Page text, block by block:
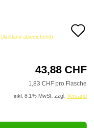
(Ausland abweichend)
43,88 CHF
1,83 CHF pro Flasche
inkl. 8.1% MwSt. zzgl. Versand